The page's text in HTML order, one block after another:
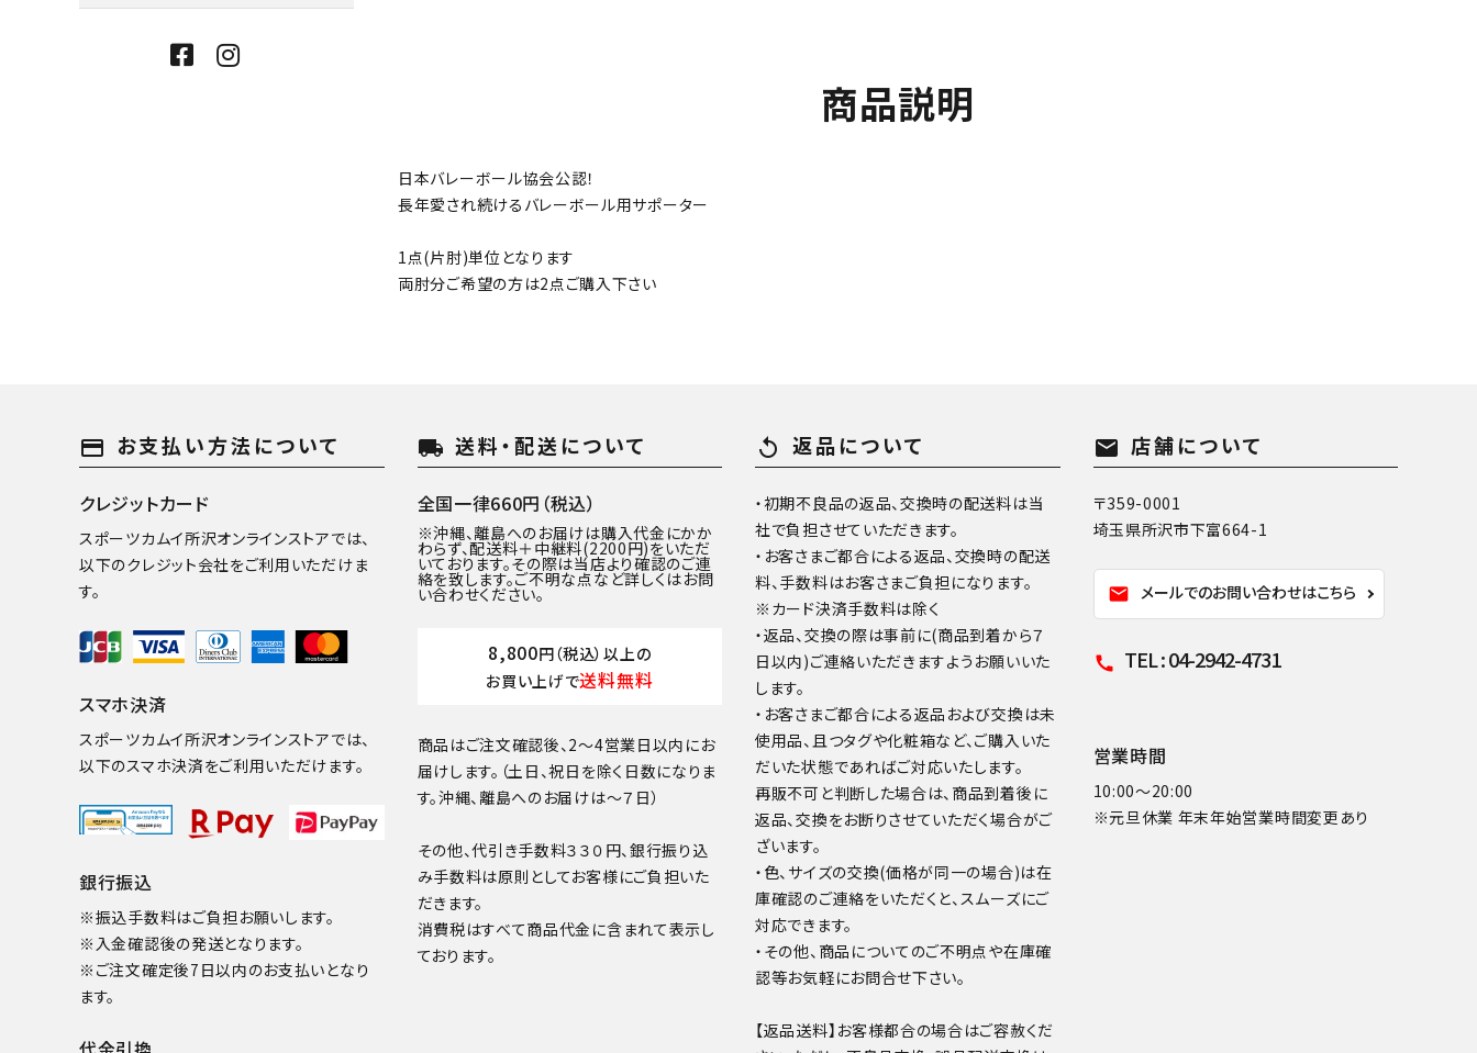
商品説明
日本バレーボール協会公認！
長年愛され続けるバレーボール用サポーター
1点(片肘)単位となります
両肘分ご希望の方は2点ご購入下さい
payment お支払い方法について
クレジットカード
スポーツカムイ所沢オンラインストアでは、
以下のクレジット会社をご利用いただけま
す。
スマホ決済
スポーツカムイ所沢オンラインストアでは、
以下のスマホ決済をご利用いただけます。
銀行振込
※振込手数料はご負担お願いします。
※入金確認後の発送となります。
※ご注文確定後7日以内のお支払いとなり
ます。
local_shipping 送料・配送について
全国一律660円（税込）
※沖縄、離島へのお届けは購入代金にかか
わらず、配送料＋中継料(2200円)をいただ
いております。その際は当店より確認のご連
絡を致します。ご不明な点など詳しくはお問
い合わせください。
8,800円（税込）以上の
お買い上げで送料無料
商品はご注文確認後、2～4営業日以内にお
届けします。（土日、祝日を除く日数になりま
す。沖縄、離島へのお届けは～７日）
その他、代引き手数料３３０円、銀行振り込
み手数料は原則としてお客様にご負担いた
だきます。
消費税はすべて商品代金に含まれて表示し
ております。
replay 返品について
・初期不良品の返品、交換時の配送料は当
社で負担させていただきます。
・お客さまご都合による返品、交換時の配送
料、手数料はお客さまご負担になります。
※カード決済手数料は除く
・返品、交換の際は事前に(商品到着から７
日以内)ご連絡いただきますようお願いいた
します。
・お客さまご都合による返品および交換は未
使用品、且つタグや化粧箱など、ご購入いた
だいた状態であればご対応いたします。
再販不可と判断した場合は、商品到着後に
返品、交換をお断りさせていただく場合がご
ざいます。
・色、サイズの交換(価格が同一の場合)は在
庫確認のご連絡をいただくと、スムーズにご
対応できます。
・その他、商品についてのご不明点や在庫確
認等お気軽にお問合せ下さい。
【返品送料】お客様都合の場合はご容赦くだ
mail 店舗について
〒359-0001
埼玉県所沢市下富664-1
mail メールでのお問い合わせはこちら
call TEL : 04-2942-4731
営業時間
10:00～20:00
※元旦休業 年末年始営業時間変更あり